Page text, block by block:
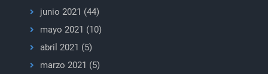
junio 2021 (44)
mayo 2021 (10)
abril 2021 (5)
marzo 2021 (5)